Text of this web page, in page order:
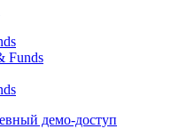
Funds
демо-доступ